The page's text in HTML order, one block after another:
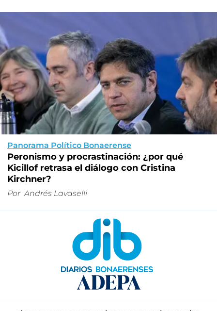
Panorama Político Bonaerense
Peronismo y procrastinación: ¿por qué
Kicillof retrasa el diálogo con Cristina
Kirchner?
Por Andrés Lavaselli